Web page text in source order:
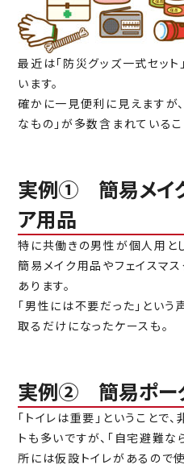
最近は「防災グッズ一式セッ
います。
確かに一見便利に見えますが
なもの」が多数含まれているこ
実例① 簡易メイク
ア用品
特に共働きの男性が個人用と
簡易メイク用品やフェイスマ
あります。
「男性には不要だった」とい
取るだけになったケースも。
実例② 簡易ポー
「トイレは重要」ということで
トも多いですが、「自宅避難
所には仮設トイレがあるので